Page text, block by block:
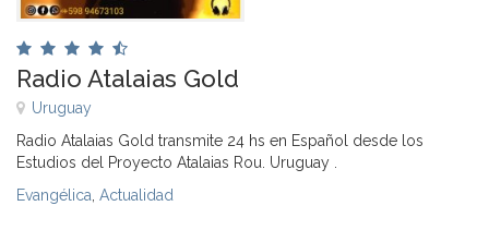
Radio Atalaias Gold
Uruguay
Radio Atalaias Gold transmite 24 hs en Español desde los
Estudios del Proyecto Atalaias Rou. Uruguay .
Evangélica Actualidad